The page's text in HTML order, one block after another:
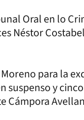
Oral en lo
Néstor
para la
suspenso y
Cámpora